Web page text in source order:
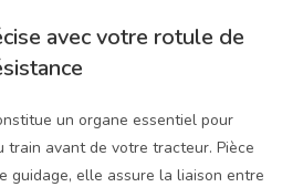
avec votre rotule de
un organe essentiel pour
train avant de votre tracteur. Pièce
guidage, elle assure la liaison entre